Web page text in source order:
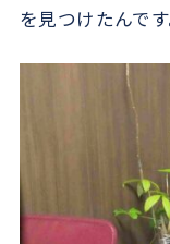
を見つけたんです